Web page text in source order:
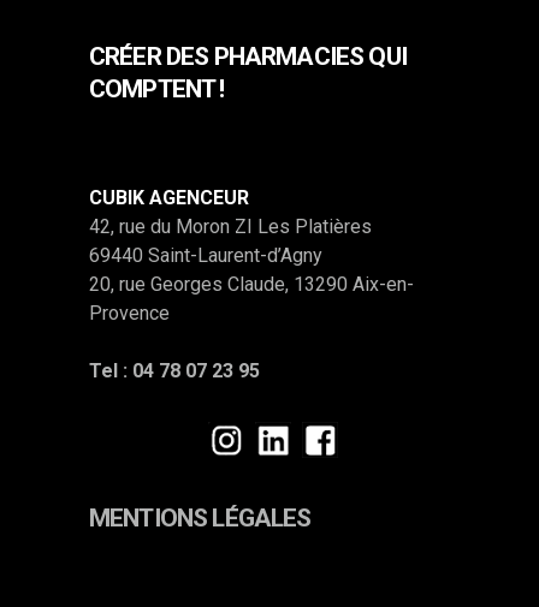
CRÉER DES PHARMACIES QUI
COMPTENT !
CUBIK AGENCEUR
42, rue du Moron ZI Les Platières
69440 Saint-Laurent-d’Agny
20, rue Georges Claude, 13290 Aix-en-
Provence
Tel : 04 78 07 23 95
MENTIONS LÉGALES